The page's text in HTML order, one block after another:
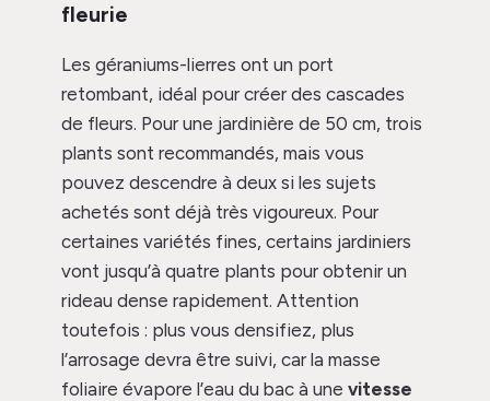
fleurie
Les géraniums-lierres ont un port
retombant, idéal pour créer des cascades
de fleurs. Pour une jardinière de 50 cm, trois
plants sont recommandés, mais vous
pouvez descendre à deux si les sujets
achetés sont déjà très vigoureux. Pour
certaines variétés fines, certains jardiniers
vont jusqu’à quatre plants pour obtenir un
rideau dense rapidement. Attention
toutefois : plus vous densifiez, plus
l’arrosage devra être suivi, car la masse
foliaire évapore l’eau du bac à une vitesse